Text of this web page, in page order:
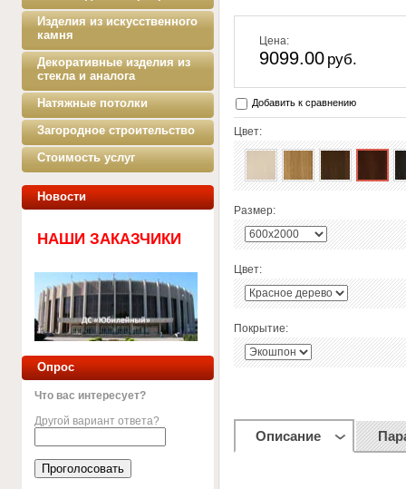
Изделия из искусственного
камня
Декоративные изделия из
стекла и аналога
Натяжные потолки
Загородное строительство
Стоимость услуг
Новости
НАШИ ЗАКАЗЧИКИ
Опрос
Что вас интересует?
Другой вариант ответа?
Цена:
9099.00 руб.
Добавить к сравнению
Цвет:
Размер:
Цвет:
Покрытие:
Описание